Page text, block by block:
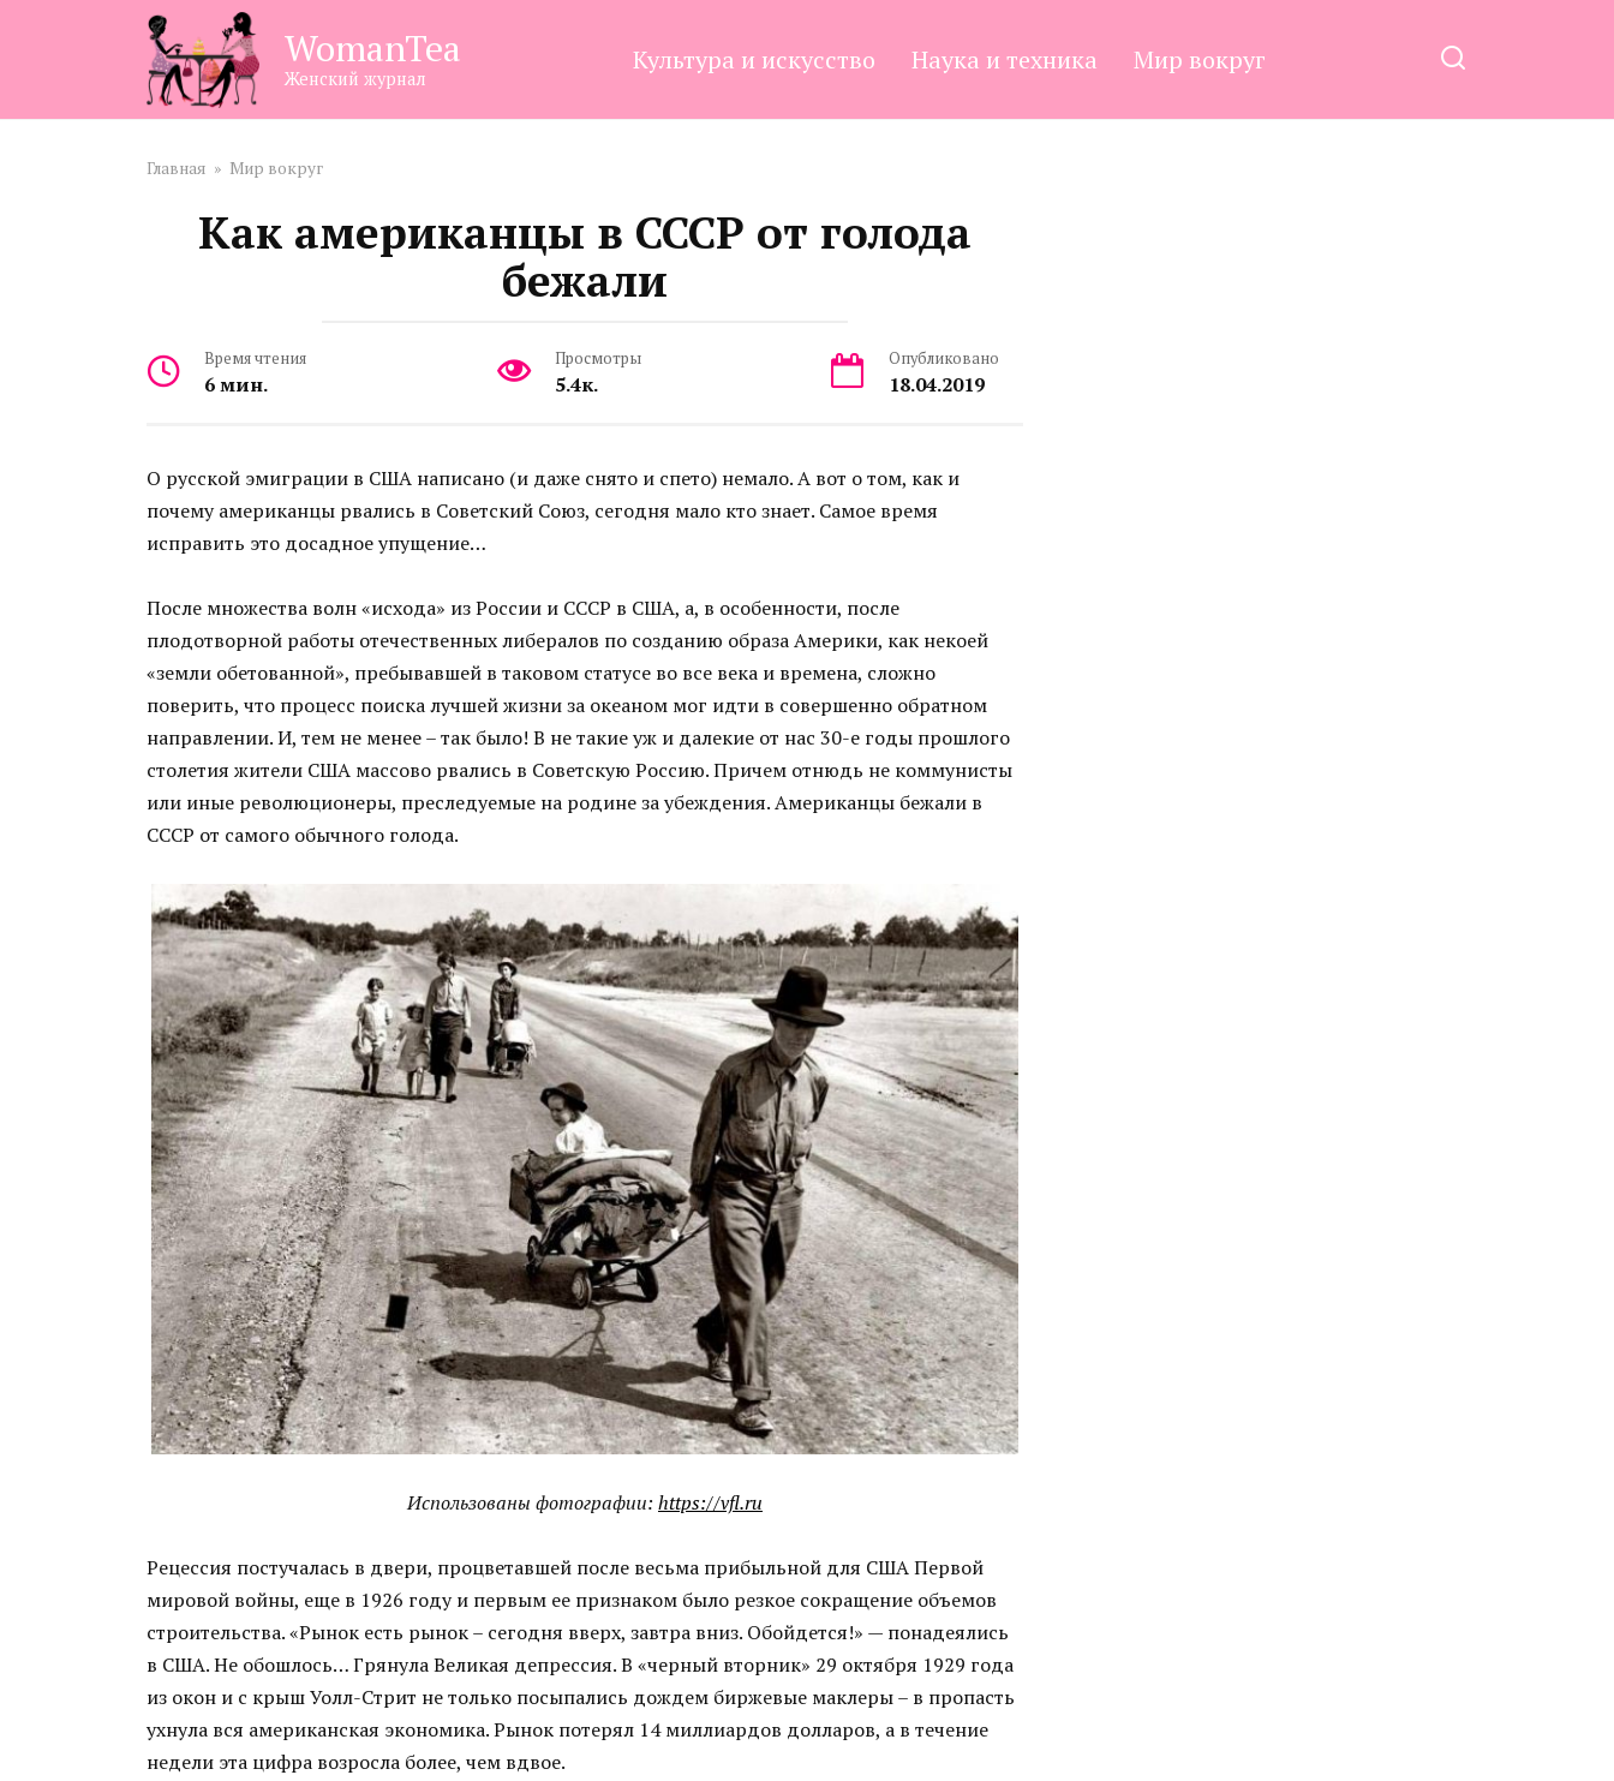
WomanTea
Женский журнал
Культура и искусство Наука и техника Мир вокруг
Главная » Мир вокруг
Как американцы в СССР от голода
бежали
Время чтения
6 мин.
Просмотры
5.4к.
Опубликовано
18.04.2019
О русской эмиграции в США написано (и даже снято и спето) немало. А вот о том, как и
почему американцы рвались в Советский Союз, сегодня мало кто знает. Самое время
исправить это досадное упущение…
После множества волн «исхода» из России и СССР в США, а, в особенности, после
плодотворной работы отечественных либералов по созданию образа Америки, как некоей
«земли обетованной», пребывавшей в таковом статусе во все века и времена, сложно
поверить, что процесс поиска лучшей жизни за океаном мог идти в совершенно обратном
направлении. И, тем не менее – так было! В не такие уж и далекие от нас 30-е годы прошлого
столетия жители США массово рвались в Советскую Россию. Причем отнюдь не коммунисты
или иные революционеры, преследуемые на родине за убеждения. Американцы бежали в
СССР от самого обычного голода.
Использованы фотографии: https://vfl.ru
Рецессия постучалась в двери, процветавшей после весьма прибыльной для США Первой
мировой войны, еще в 1926 году и первым ее признаком было резкое сокращение объемов
строительства. «Рынок есть рынок – сегодня вверх, завтра вниз. Обойдется!» — понадеялись
в США. Не обошлось… Грянула Великая депрессия. В «черный вторник» 29 октября 1929 года
из окон и с крыш Уолл-Стрит не только посыпались дождем биржевые маклеры – в пропасть
ухнула вся американская экономика. Рынок потерял 14 миллиардов долларов, а в течение
недели эта цифра возросла более, чем вдвое.